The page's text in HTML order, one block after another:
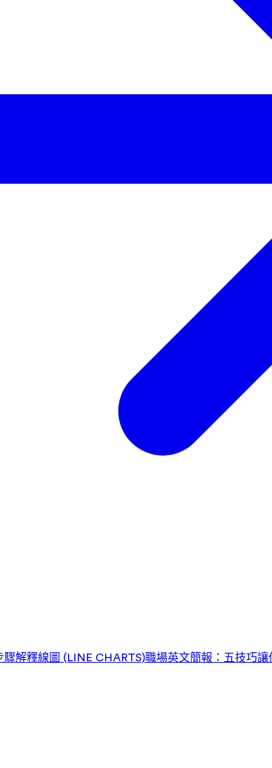
解釋線圖 (LINE CHARTS)職場英文簡報：五技巧